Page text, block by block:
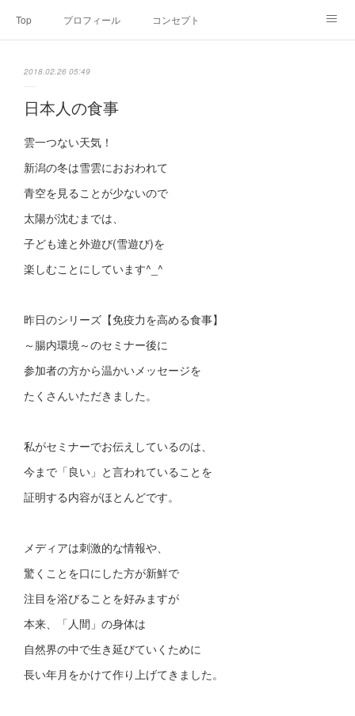
Top プロフィール コンセプト
SNS
2018.02.26 05:49
日本人の食事
雲一つない天気！
新潟の冬は雪雲におおわれて
青空を見ることが少ないので
太陽が沈むまでは、
子ども達と外遊び(雪遊び)を
楽しむことにしています^_^
昨日のシリーズ【免疫力を高める食事】
～腸内環境～のセミナー後に
参加者の方から温かいメッセージを
たくさんいただきました。
私がセミナーでお伝えしているのは、
今まで「良い」と言われていることを
証明する内容がほとんどです。
メディアは刺激的な情報や、
驚くことを口にした方が新鮮で
注目を浴びることを好みますが
本来、「人間」の身体は
自然界の中で生き延びていくために
長い年月をかけて作り上げてきました。